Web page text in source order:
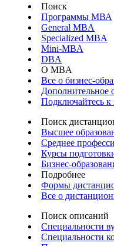
Поиск
Программы МВА
General MBA
Specialized MBA
Mini-MBA
DBA
О MBA
Все о бизнес-
Дополнительное
Подключайтесь к
Поиск
Высшее
Среднее
Курсы
Бизнес-
Подробнее
Формы
Все о
Поиск описаний
Специальности
Специальности